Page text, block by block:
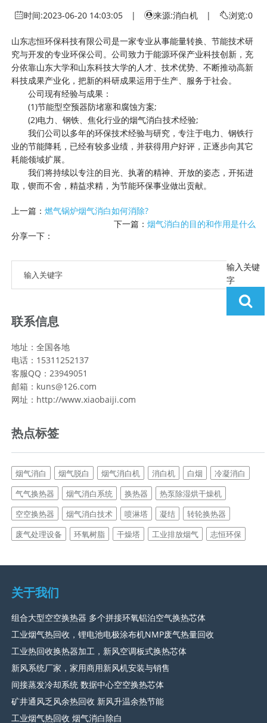
时间:2023-06-20 14:03:05 | 来源:消白机 | 浏览:0
山东志恒环保科技有限公司是一家专业从事能量转换、节能技术研
究与开发的专业环保公司。公司致力于能源环保产业科技创新，充
分依靠山东大学和山东科技大学的人才、技术优势、不断推动高新
科技成果产业化，把新的科研成果运用于生产、服务于社会。
公司现有经验与成果：
(1)节能型空预器防堵塞和腐蚀方案;
(2)电力、钢铁、焦化行业的烟气消白技术经验;
我们公司以多年的环保技术经验与研究，专注于电力、钢铁行
业的节能降耗，已经有较多业绩，并获得用户好评，正逐步向其它
耗能领域扩展。
我们将持续以专注的目光、执著的精神、开放的姿态，开拓进
取，锲而不舍，精益求精，为节能环保事业做出贡献。
上一篇：燃气锅炉烟气消白如何消除?
下一篇： 烟气消白的目的和作用是什么
分享一下：
输入关键
字
联系信息
地址：全国各地
电话：15311252137
客服QQ：23949051
邮箱：kuns@126.com
网址：http://www.xiaobaiji.com
热点标签
烟气消白 烟气脱白 烟气消白机 消白机 白烟
冷凝消白
气气换热器
烟气消白系统 换热器
热泵除湿烘干燥机
空空换热器
烟气消白技术 喷淋塔 凝结
转轮换热器
废气处理设备
环氧树脂 干燥塔 工业排放烟气 志恒环保
关于我们
组合大型空空换热器 多个拼接环氧铝泊空气换热芯体
工业烟气热回收，锂电池电极涂布机NMP废气热量回收
工业热回收换热器加工，新风空调板式换热芯体
新风系统厂家，家用商用新风机安装与销售
间接蒸发冷却系统 数据中心空空换热芯体
矿井通风乏风余热回收 新风升温余热节能
工业烟气热回收 烟气消白除白